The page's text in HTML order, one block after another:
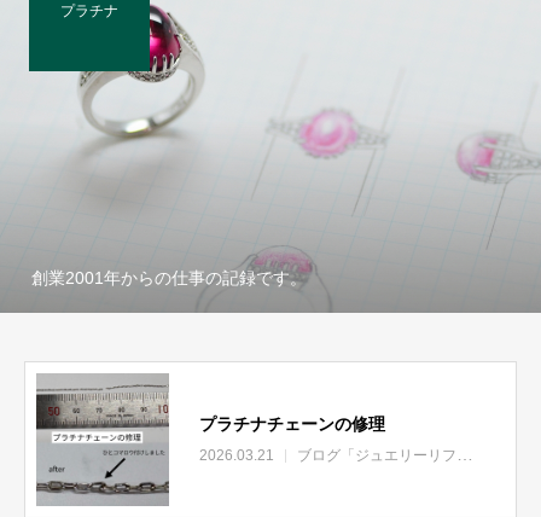
プラチナ
創業2001年からの仕事の記録です。
プラチナチェーンの修理
2026.03.21 ブログ「ジュエリーリフォームのあれこれ」